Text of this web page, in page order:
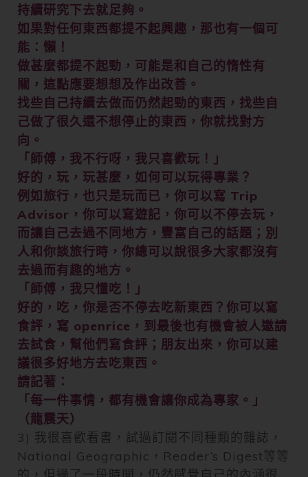
持續研究下去就足夠。
如果對任何東西都提不起興趣，那也有一個可
能：懶！
做甚麼都提不起勁，可能是和自己的惰性有
關，這點應要想想及作出改善。
找些自己持續去做而仍然起勁的東西，找些自
己做了很久還不想停止的東西，你就找對方
向。
「師傅，我不行呀，我只喜歡玩！」
好的，玩，玩甚麼，如何可以玩得專業？
例如旅行，也只是玩而已，你可以寫 Trip
Advisor，你可以寫遊記，你可以不停去玩，
而讓自己去過不同地方，豐富自己的話題；別
人和你談旅行時，你總可以說很多大家都沒有
去過而有趣的地方。
「師傅，我只懂吃！」
好的，吃，你是否不停去吃新東西？你可以寫
食評，寫 openrice，到最後也有機會被人邀請
去試食，幫他們寫食評；朋友出來，你可以建
議很多好地方去吃東西。
請記著：
「每一件事情，都有機會讓你成為專家。」
（龍震天）
3) 我很喜歡看書，試過訂閱不同種類的雜誌，
National Geographic，Reader’s Digest等等